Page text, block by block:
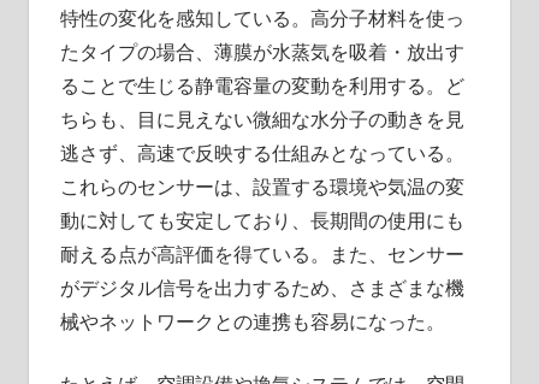
特性の変化を感知している。高分子材料を使っ
たタイプの場合、薄膜が水蒸気を吸着・放出す
ることで生じる静電容量の変動を利用する。ど
ちらも、目に見えない微細な水分子の動きを見
逃さず、高速で反映する仕組みとなっている。
これらのセンサーは、設置する環境や気温の変
動に対しても安定しており、長期間の使用にも
耐える点が高評価を得ている。また、センサー
がデジタル信号を出力するため、さまざまな機
械やネットワークとの連携も容易になった。